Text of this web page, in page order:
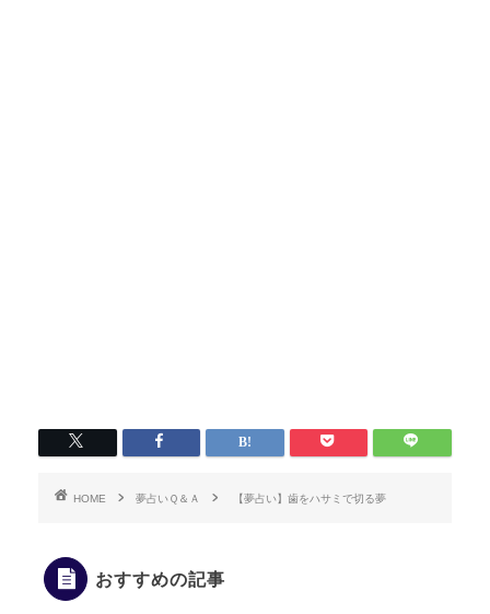
HOME 夢占いＱ＆Ａ 【夢占い】歯をハサミで切る夢
おすすめの記事